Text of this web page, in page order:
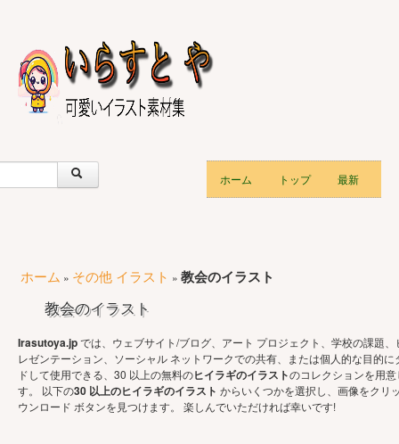
ホーム トップ 最新
ホーム » その他 イラスト » 教会のイラスト
教会のイラスト
Irasutoya.jpでは、ウェブサイト/ブログ、アート プロジェクト、学校の課題、
レゼンテーション、ソーシャル ネットワークでの共有、または個人的な目的に
ドして使用できる、30 以上の無料のヒイラギのイラストのコレクションを用
す。 以下の30 以上のヒイラギのイラスト からいくつかを選択し、画像をクリ
ウンロード ボタンを見つけます。 楽しんでいただければ幸いです!